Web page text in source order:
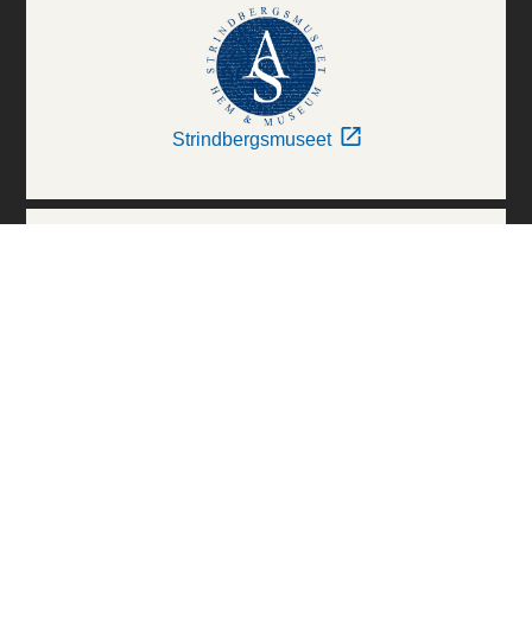
Strindbergsmuseet